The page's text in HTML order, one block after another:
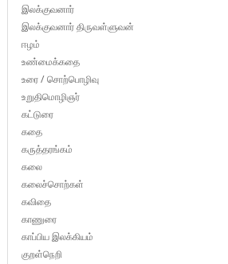
இலக்குவனார்
இலக்குவனார் திருவள்ளுவன்
ஈழம்
உண்மைக்கதை
உரை / சொற்பொழிவு
உறுதிமொழிஞர்
கட்டுரை
கதை
கருத்தரங்கம்
கலை
கலைச்சொற்கள்
கவிதை
காணுரை
காப்பிய இலக்கியம்
குறள்நெறி